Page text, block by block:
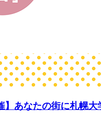
】あなたの街に札幌